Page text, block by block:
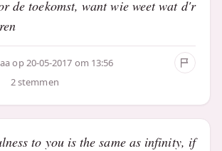
de toekomst, want wie weet wat d'r
op 20-05-2017 om 13:56
2 stemmen
to you is the same as infinity, if